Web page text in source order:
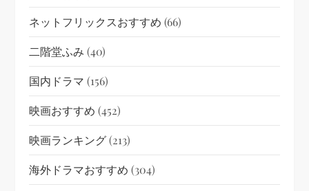
ネットフリックスおすすめ (66)
二階堂ふみ (40)
国内ドラマ (156)
映画おすすめ (452)
映画ランキング(213)
海外ドラマおすすめ (304)